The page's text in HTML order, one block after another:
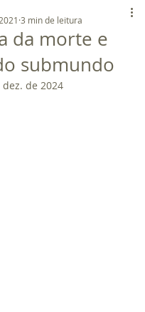
da morte e
submundo
3 min de leitura
dez. de 2024